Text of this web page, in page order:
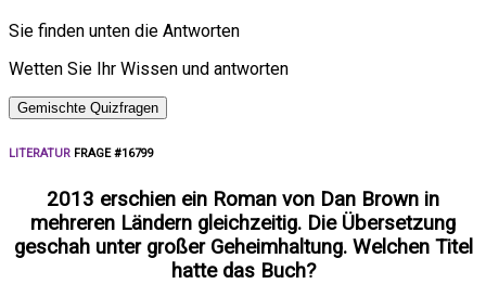
Sie finden unten die Antworten
Wetten Sie Ihr Wissen und antworten
Gemischte Quizfragen
LITERATUR FRAGE #16799
2013 erschien ein Roman von Dan Brown in
mehreren Ländern gleichzeitig. Die Übersetzung
geschah unter großer Geheimhaltung. Welchen Titel
hatte das Buch?